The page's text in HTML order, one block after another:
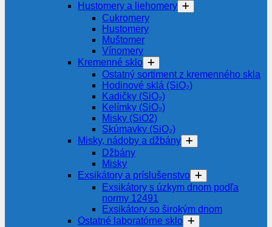
Hustomery a liehomery
Cukromery
Hustomery
Muštomer
Vínomery
Kremenné sklo
Ostatný sortiment z kremenného skla
Hodinové sklá (SiO₂)
Kadičky (SiO₂)
Kelímky (SiO₂)
Misky (SiO2)
Skúmavky (SiO₂)
Misky, nádoby a džbány
Džbány
Misky
Exsikátory a príslušenstvo
Exsikátory s úzkym dnom podľa
normy 12491
Exsikátory so širokým dnom
Ostatné laboratórne sklo